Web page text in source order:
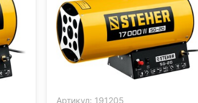
Артикул: 191205